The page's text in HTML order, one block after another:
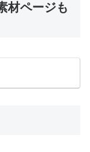
材ページも